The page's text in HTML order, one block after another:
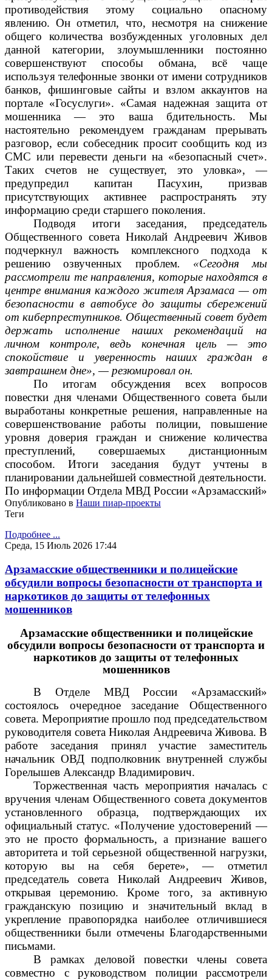
противодействия этому социально опасному
явлению. Он отметил, что, несмотря на снижение
общего количества возбужденных уголовных дел
данной категории, злоумышленники постоянно
совершенствуют способы обмана, всё чаще
используя телефонные звонки от имени сотрудников
банков, фишинговые сайты и взлом аккаунтов на
портале «Госуслуги». «Самая надежная защита от
мошенника — это ваша бдительность. Мы
настоятельно рекомендуем гражданам прерывать
разговор, если собеседник просит сообщить код из
СМС или перевести деньги на «безопасный счет».
Таких счетов не существует, это уловка», —
предупредил капитан Пасухин, призвав
присутствующих активнее распространять эту
информацию среди старшего поколения.
Подводя итоги заседания, председатель
Общественного совета Николай Андреевич Живов
подчеркнул важность комплексного подхода к
решению озвученных проблем. «Сегодня мы
рассмотрели те направления, которые находятся в
центре внимания каждого жителя Арзамаса — от
безопасности в автобусе до защиты сбережений
от киберпреступников. Общественный совет будет
держать исполнение наших рекомендаций на
личном контроле, ведь конечная цель — это
спокойствие и уверенность наших граждан в
завтрашнем дне», — резюмировал он.
По итогам обсуждения всех вопросов
повестки дня членами Общественного совета были
выработаны конкретные решения, направленные на
совершенствование работы полиции, повышение
уровня доверия граждан и снижение количества
преступлений, совершаемых дистанционным
способом. Итоги заседания будут учтены в
планировании дальнейшей совместной деятельности.
По информации Отдела МВД России «Арзамасский»
Опубликовано в Наши пиар-проекты
Теги
Подробнее ...
Среда, 15 Июль 2026 17:44
Арзамасские общественники и полицейские
обсудили вопросы безопасности от транспорта и
наркотиков до защиты от телефонных
мошенников
Арзамасские общественники и полицейские
обсудили вопросы безопасности от транспорта и
наркотиков до защиты от телефонных
мошенников
В Отделе МВД России «Арзамасский»
состоялось очередное заседание Общественного
совета. Мероприятие прошло под председательством
руководителя совета Николая Андреевича Живова. В
работе заседания принял участие заместитель
начальник ОВД подполковник внутренней службы
Горелышев Александр Владимирович.
Торжественная часть мероприятия началась с
вручения членам Общественного совета документов
установленного образца, подтверждающих их
официальный статус. «Получение удостоверений —
это не просто формальность, а признание вашего
авторитета и той серьезной общественной нагрузки,
которую вы на себя берете», — отметил
председатель совета Николай Андреевич Живов,
открывая церемонию. Кроме того, за активную
гражданскую позицию и значительный вклад в
укрепление правопорядка наиболее отличившиеся
общественники были отмечены Благодарственными
письмами.
В рамках деловой повестки члены совета
совместно с руководством полиции рассмотрели